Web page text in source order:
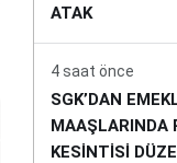
ATAK
4 saat önce
SGK’DAN
MAAŞLARINDA
KESİNTİSİ